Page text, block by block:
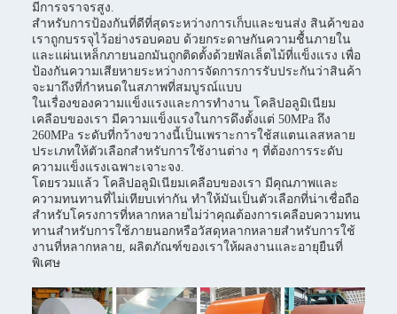
มีการจราจรสูง.
สําหรับการป้องกันที่ดีที่สุดระหว่างการเก็บและขนส่ง สินค้าของ
เราถูกบรรจุไว้อย่างรอบคอบ ด้วยกระดาษกันความชื้นภายใน
และแผ่นเหล็กภายนอกมันถูกติดตั้งด้วยพัลเล็ตไม้ที่แข็งแรง เพื่อ
ป้องกันความเสียหายระหว่างการจัดการการรับประกันว่าสินค้า
จะมาถึงที่กําหนดในสภาพที่สมบูรณ์แบบ
ในเรื่องของความแข็งแรงและการทํางาน โคลิปอลูมิเนียม
เคลือบของเรา มีความแข็งแรงในการดึงตั้งแต่ 50MPa ถึง
260MPa ระดับที่กว้างขวางนี้เป็นเพราะการใช้สแตนเลสหลาย
ประเภทให้ตัวเลือกสําหรับการใช้งานต่าง ๆ ที่ต้องการระดับ
ความแข็งแรงเฉพาะเจาะจง.
โดยรวมแล้ว โคลิปอลูมิเนียมเคลือบของเรา มีคุณภาพและ
ความทนทานที่ไม่เทียบเท่ากัน ทําให้มันเป็นตัวเลือกที่น่าเชื่อถือ
สําหรับโครงการที่หลากหลายไม่ว่าคุณต้องการเคลือบความทน
ทานสําหรับการใช้ภายนอกหรือวัสดุหลากหลายสําหรับการใช้
งานที่หลากหลาย, ผลิตภัณฑ์ของเราให้ผลงานและอายุยืนที่
พิเศษ